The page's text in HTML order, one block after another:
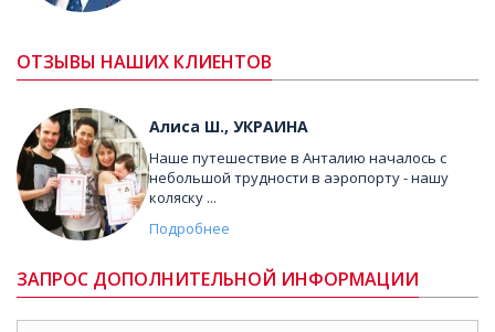
ОТЗЫВЫ НАШИХ КЛИЕНТОВ
Алиса Ш., УКРАИНА
Наше путешествие в Анталию началось с
небольшой трудности в аэропорту - нашу
коляску ...
Подробнее
ЗАПРОС ДОПОЛНИТЕЛЬНОЙ ИНФОРМАЦИИ